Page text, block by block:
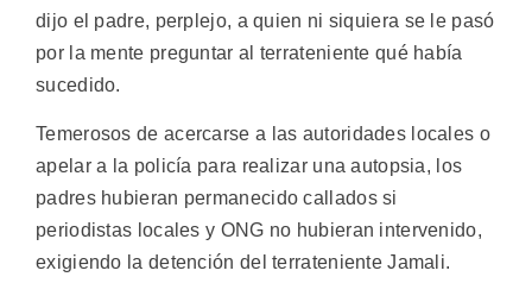
dijo el padre, perplejo, a quien ni siquiera se le pasó
por la mente preguntar al terrateniente qué había
sucedido.
Temerosos de acercarse a las autoridades locales o
apelar a la policía para realizar una autopsia, los
padres hubieran permanecido callados si
periodistas locales y ONG no hubieran intervenido,
exigiendo la detención del terrateniente Jamali.